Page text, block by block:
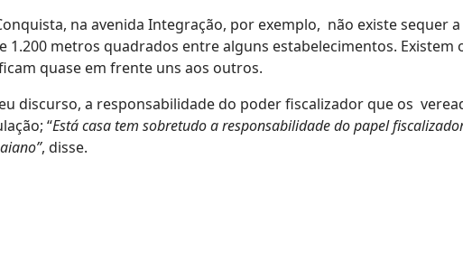
na avenida Integração, por exemplo, não existe sequer a
1.200 metros quadrados entre alguns estabelecimentos. Existem
quase em frente uns aos outros.
discurso, a responsabilidade do poder fiscalizador que os
“Está casa tem sobretudo a responsabilidade do papel
, disse.